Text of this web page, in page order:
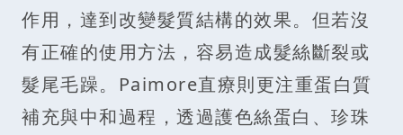
作用，達到改變髮質結構的效果。但若沒
有正確的使用方法，容易造成髮絲斷裂或
髮尾毛躁。Paimore直療則更注重蛋白質
補充與中和過程，透過護色絲蛋白、珍珠